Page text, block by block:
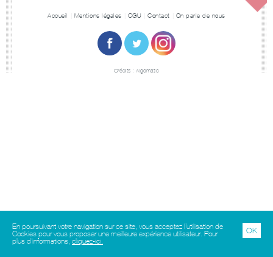
Accueil Mentions légales CGU Contact On parle de nous
Crédits : Algomatic
En poursuivant votre navigation sur ce site, vous acceptez l’utilisation de
Cookies pour vous proposer une meilleure expérience utilisateur. Pour
plus d'informations, cliquez-ici.
OK